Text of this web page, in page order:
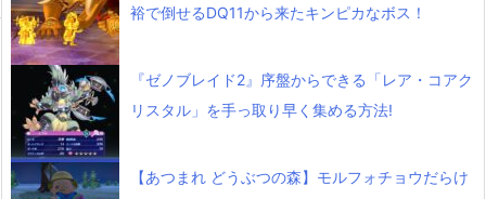
裕で倒せるDQ11から来たキンピカなボス！
『ゼノブレイド2』序盤からできる「レア・コアク
リスタル」を手っ取り早く集める方法!
【あつまれ どうぶつの森】モルフォチョウだらけ